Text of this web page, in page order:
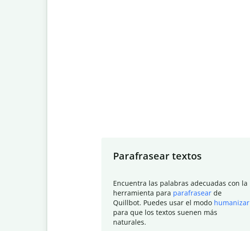
Parafrasear textos
Encuentra las palabras adecuadas con la
herramienta para parafrasear de
Quillbot. Puedes usar el modo humanizar
para que los textos suenen más
naturales.